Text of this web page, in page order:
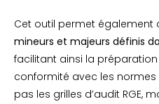
Cet outil permet également
mineurs et majeurs définis
facilitant ainsi la
conformité avec les
pas les grilles d’audit RGE,